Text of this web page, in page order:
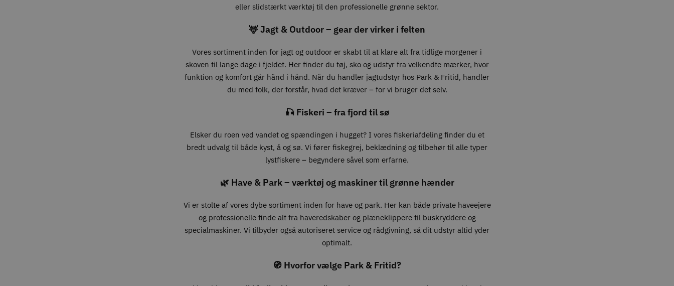
eller slidstærkt værktøj til den professionelle grønne sektor.
🦌 Jagt & Outdoor – gear der virker i felten
Vores sortiment inden for jagt og outdoor er skabt til at klare alt fra tidlige morgener i
skoven til lange dage i fjeldet. Her finder du tøj, sko og udstyr fra velkendte mærker, hvor
funktion og komfort går hånd i hånd. Når du handler jagtudstyr hos Park & Fritid, handler
du med folk, der forstår, hvad det kræver – for vi bruger det selv.
🎣 Fiskeri – fra fjord til sø
Elsker du roen ved vandet og spændingen i hugget? I vores fiskeriafdeling finder du et
bredt udvalg til både kyst, å og sø. Vi fører fiskegrej, beklædning og tilbehør til alle typer
lystfiskere – begyndere såvel som erfarne.
🌿 Have & Park – værktøj og maskiner til grønne hænder
Vi er stolte af vores dybe sortiment inden for have og park. Her kan både private haveejere
og professionelle finde alt fra haveredskaber og plæneklippere til buskryddere og
specialmaskiner. Vi tilbyder også autoriseret service og rådgivning, så dit udstyr altid yder
optimalt.
🧭 Hvorfor vælge Park & Fritid?